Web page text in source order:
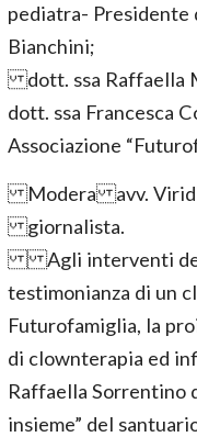
pediatra- Presidente
Bianchini;
dott. ssa Raffaella
dott. ssa Francesca
Associazione
Modera avv.
giornalista.
Agli interventi dei
testimonianza di un
Futurofamiglia, la
di clownterapia ed
Raffaella Sorrentino
insieme” del